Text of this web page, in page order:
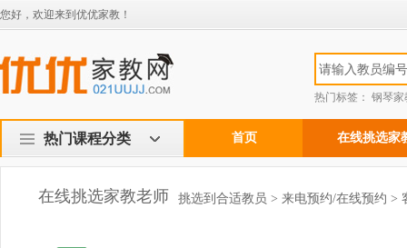
您好，欢迎来到优优家教！
热门标签： 钢琴家
热门课程分类 首页 在线挑选家
在线挑选家教老师 挑选到合适教员 > 来电预约/在线预约 >